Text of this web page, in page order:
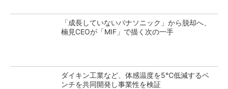
「成長していないパナソニック」から脱却へ、
楠見CEOが「MIF」で描く次の一手
ダイキン工業など、体感温度を5℃低減するベ
ンチを共同開発し事業性を検証